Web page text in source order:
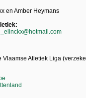
en Amber Heymans
Atletiek Liga